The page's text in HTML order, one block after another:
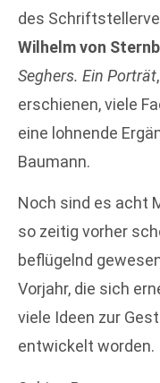
des
Wilhelm von
Seghers. Ein Porträt
erschienen, viele
eine lohnende
Baumann.
Noch sind es acht
so zeitig vorher
beflügelnd
Vorjahr, die sich
viele Ideen zur
entwickelt worden.